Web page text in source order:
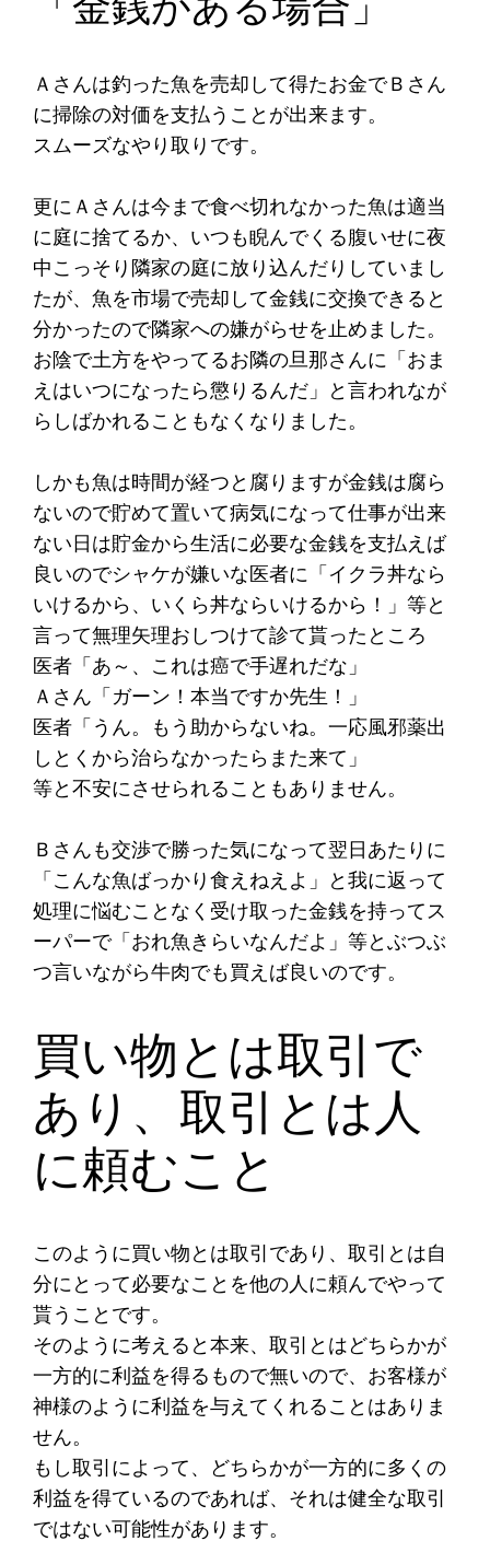
Ａさんは釣った魚を売却して得たお金でＢさん
に掃除の対価を支払うことが出来ます。
スムーズなやり取りです。
更にＡさんは今まで食べ切れなかった魚は適当
に庭に捨てるか、いつも睨んでくる腹いせに夜
中こっそり隣家の庭に放り込んだりしていまし
たが、魚を市場で売却して金銭に交換できると
分かったので隣家への嫌がらせを止めました。
お陰で土方をやってるお隣の旦那さんに「おま
えはいつになったら懲りるんだ」と言われなが
らしばかれることもなくなりました。
しかも魚は時間が経つと腐りますが金銭は腐ら
ないので貯めて置いて病気になって仕事が出来
ない日は貯金から生活に必要な金銭を支払えば
良いのでシャケが嫌いな医者に「イクラ丼なら
いけるから、いくら丼ならいけるから！」等と
言って無理矢理おしつけて診て貰ったところ
医者「あ～、これは癌で手遅れだな」
Ａさん「ガーン！本当ですか先生！」
医者「うん。もう助からないね。一応風邪薬出
しとくから治らなかったらまた来て」
等と不安にさせられることもありません。
Ｂさんも交渉で勝った気になって翌日あたりに
「こんな魚ばっかり食えねえよ」と我に返って
処理に悩むことなく受け取った金銭を持ってス
ーパーで「おれ魚きらいなんだよ」等とぶつぶ
つ言いながら牛肉でも買えば良いのです。
買い物とは取引で
あり、取引とは人
に頼むこと
このように買い物とは取引であり、取引とは自
分にとって必要なことを他の人に頼んでやって
貰うことです。
そのように考えると本来、取引とはどちらかが
一方的に利益を得るもので無いので、お客様が
神様のように利益を与えてくれることはありま
せん。
もし取引によって、どちらかが一方的に多くの
利益を得ているのであれば、それは健全な取引
ではない可能性があります。